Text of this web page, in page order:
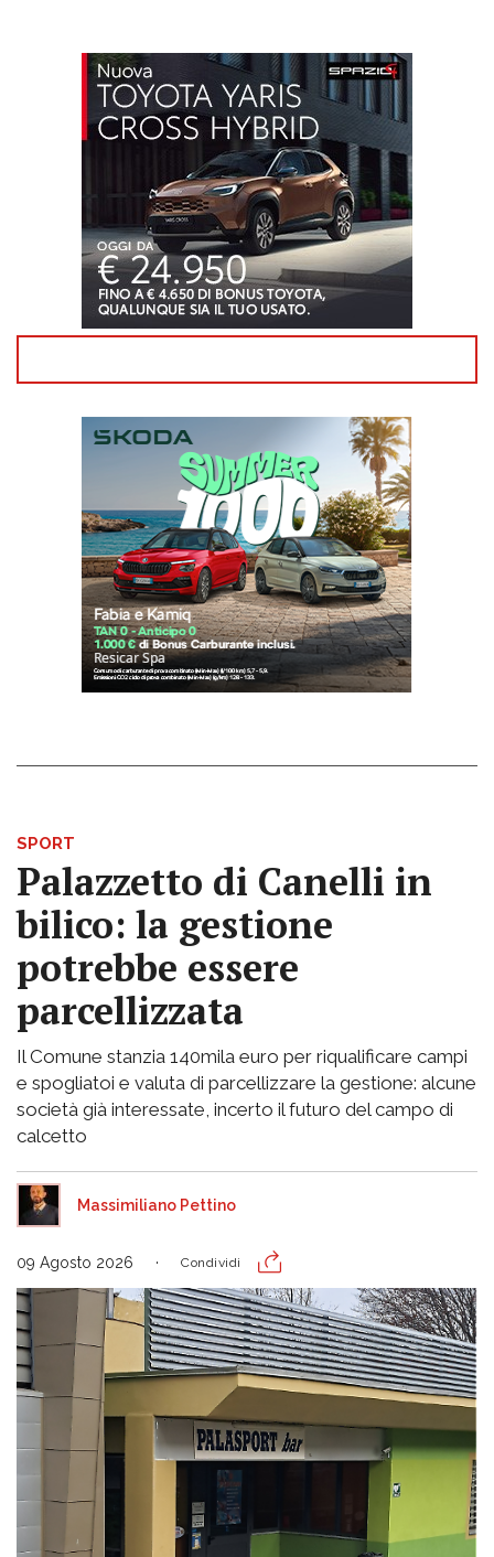
SPORT
Palazzetto di Canelli in
bilico: la gestione
potrebbe essere
parcellizzata
Il Comune stanzia 140mila euro per riqualificare campi
e spogliatoi e valuta di parcellizzare la gestione: alcune
società già interessate, incerto il futuro del campo di
calcetto
Massimiliano Pettino
09 Agosto 2026 Condividi